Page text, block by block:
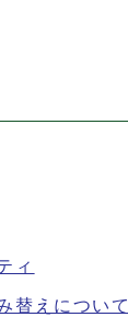
ィ
替えについて